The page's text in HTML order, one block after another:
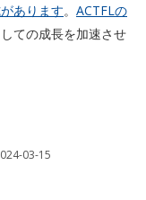
あります。 ACTFLの
ての成長を加速させ
03-15